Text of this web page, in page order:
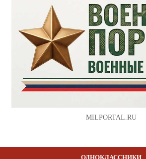
MILPORTAL.RU
ОДНОКЛАССНИКИ